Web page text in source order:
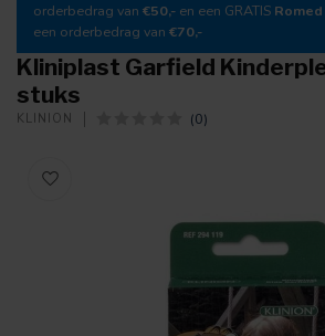
orderbedrag van €50,- en een GRATIS
een orderbedrag van €70,-
Kliniplast Garfield
stuks
KLINION (0)